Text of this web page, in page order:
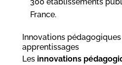
France.
Innovations
apprentissages
Les innovations